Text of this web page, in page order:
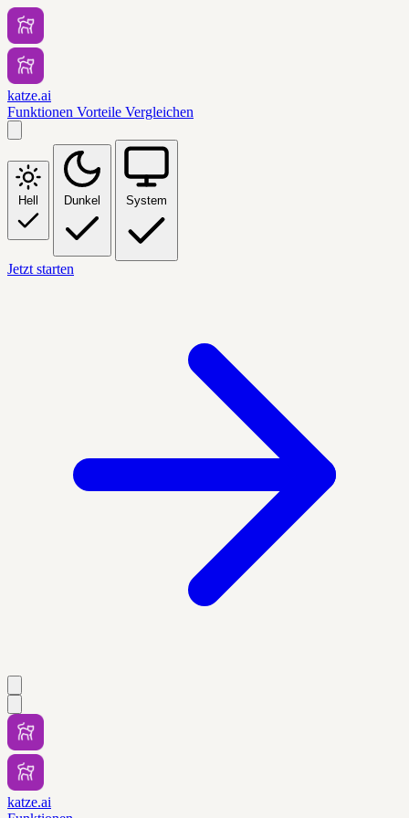
katze.ai
Funktionen Vorteile Vergleichen
Hell Dunkel System
Jetzt starten
katze.ai